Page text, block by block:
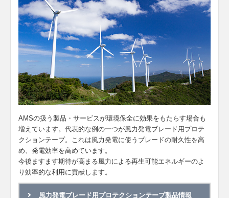
AMSの扱う製品・サービスが環境保全に効果をもたらす場合も
増えています。代表的な例の一つが風力発電ブレード用プロテ
クションテープ。これは風力発電に使うブレードの耐久性を高
め、発電効率を高めています。
今後ますます期待が高まる風力による再生可能エネルギーのよ
り効率的な利用に貢献します。
風力発電ブレード用プロテクションテープ製品情報